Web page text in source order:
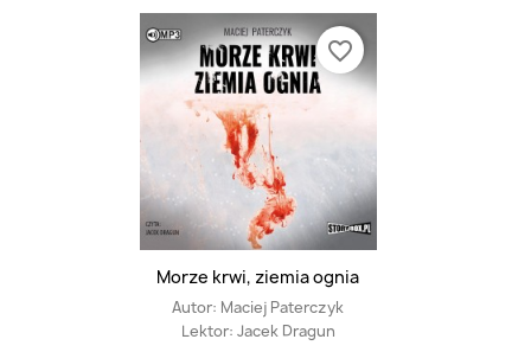
Morze krwi, ziemia ognia
Autor: Maciej Paterczyk
Lektor: Jacek Dragun
favorite_border